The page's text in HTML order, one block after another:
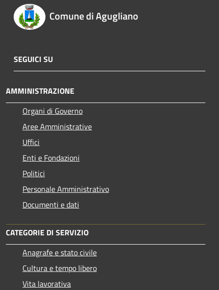
Comune di Agugliano
SEGUICI SU
AMMINISTRAZIONE
Organi di Governo
Aree Amministrative
Uffici
Enti e Fondazioni
Politici
Personale Amministrativo
Documenti e dati
CATEGORIE DI SERVIZIO
Anagrafe e stato civile
Cultura e tempo libero
Vita lavorativa